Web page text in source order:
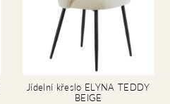
Jídelní křeslo ELYNA TEDDY
BEIGE